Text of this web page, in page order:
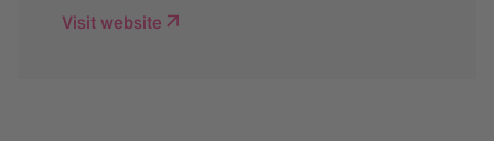
Visit website